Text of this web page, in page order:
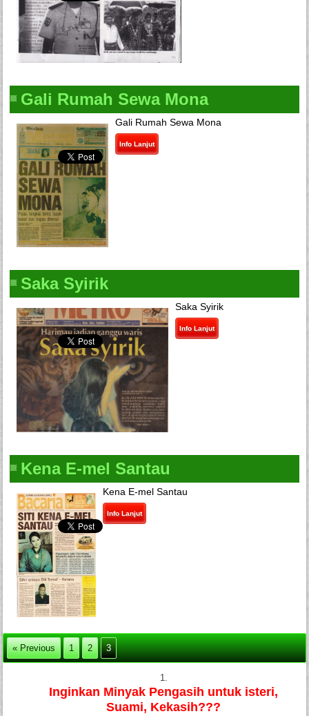
Gali Rumah Sewa Mona
Gali Rumah Sewa Mona
Info Lanjut
Saka Syirik
Saka Syirik
Info Lanjut
Kena E-mel Santau
Kena E-mel Santau
Info Lanjut
« Previous 1 2 3
Inginkan Minyak Pengasih untuk isteri,
Suami, Kekasih???